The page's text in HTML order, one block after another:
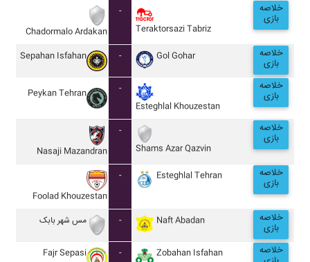
Chadormalo Ardakan
-
Teraktorsazi Tabriz
خلاصه
بازی
Sepahan Isfahan - Gol Gohar خلاصه
بازی
Peykan Tehran
-
Esteghlal Khouzestan
خلاصه
بازی
Nasaji Mazandran
-
Shams Azar Qazvin
خلاصه
بازی
Foolad Khouzestan
- Esteghlal Tehran خلاصه
بازی
مس شهر بابک - Naft Abadan خلاصه
بازی
Fajr Sepasi - Zobahan Isfahan خلاصه